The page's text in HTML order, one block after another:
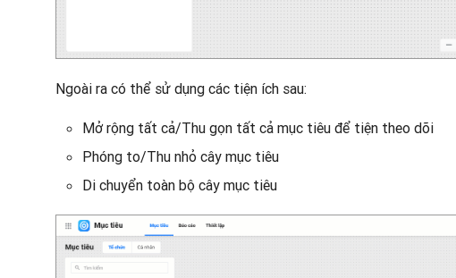
Ngoài ra có thể sử dụng các tiện ích sau:
Mở rộng tất cả/Thu gọn tất cả mục tiêu để tiện theo dõi
Phóng to/Thu nhỏ cây mục tiêu
Di chuyển toàn bộ cây mục tiêu